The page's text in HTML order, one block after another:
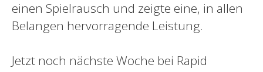
einen Spielrausch und zeigte eine, in allen
Belangen hervorragende Leistung.
Jetzt noch nächste Woche bei Rapid